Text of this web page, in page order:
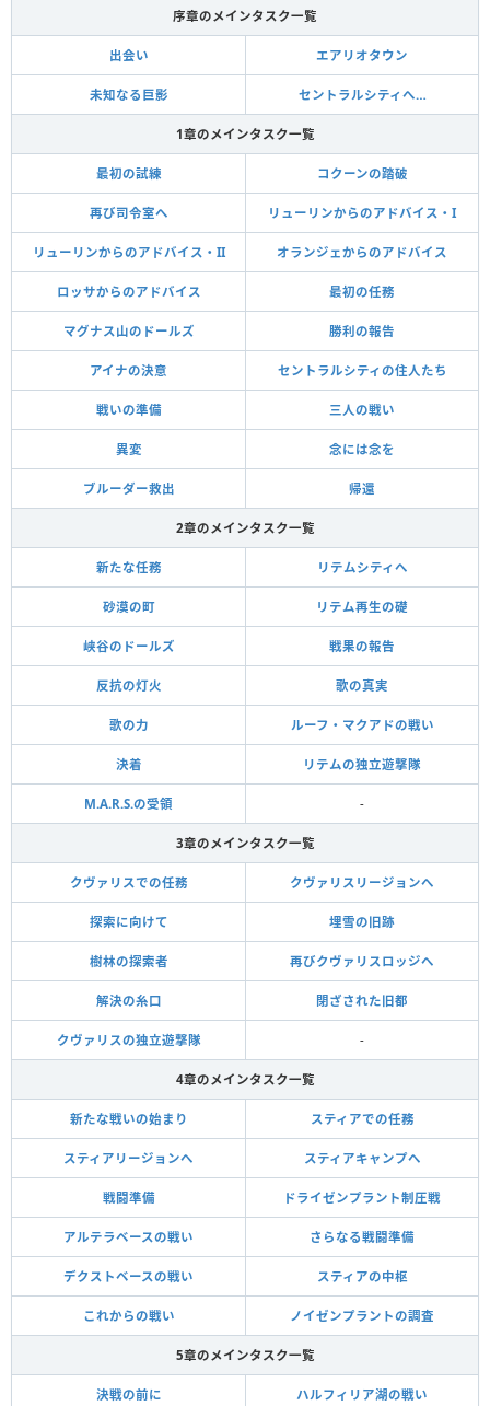
序章のメインタスク一覧
出会い エアリオタウン
未知なる巨影 セントラルシティへ…
1章のメインタスク一覧
最初の試練 コクーンの踏破
再び司令室へ リューリンからのアドバイス・I
リューリンからのアドバイス・II オランジェからのアドバイス
ロッサからのアドバイス 最初の任務
マグナス山のドールズ 勝利の報告
アイナの決意 セントラルシティの住人たち
戦いの準備 三人の戦い
異変 念には念を
ブルーダー救出 帰還
2章のメインタスク一覧
新たな任務 リテムシティへ
砂漠の町 リテム再生の礎
峡谷のドールズ 戦果の報告
反抗の灯火 歌の真実
歌の力 ルーフ・マクアドの戦い
決着 リテムの独立遊撃隊
M.A.R.S.の受領 -
3章のメインタスク一覧
クヴァリスでの任務 クヴァリスリージョンへ
探索に向けて 埋雪の旧跡
樹林の探索者 再びクヴァリスロッジへ
解決の糸口 閉ざされた旧都
クヴァリスの独立遊撃隊 -
4章のメインタスク一覧
新たな戦いの始まり スティアでの任務
スティアリージョンへ スティアキャンプへ
戦闘準備 ドライゼンプラント制圧戦
アルテラベースの戦い さらなる戦闘準備
デクストベースの戦い スティアの中枢
これからの戦い ノイゼンプラントの調査
5章のメインタスク一覧
決戦の前に ハルフィリア湖の戦い